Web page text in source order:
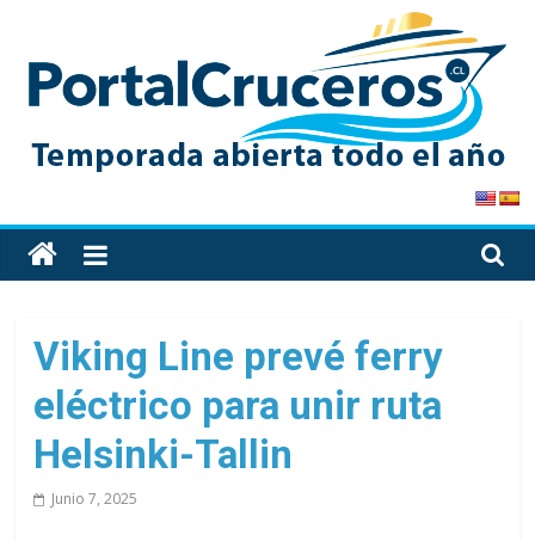
content
PortalCruceros
Toda
la
de
cruceros
en
solo
Viking Line prevé ferry
eléctrico para unir ruta
Helsinki-Tallin
Junio 7, 2025